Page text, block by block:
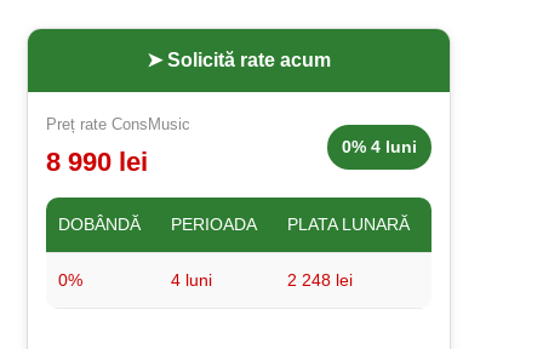
➤ Solicită rate acum
Preț rate ConsMusic
8 990 lei 0% 4 luni
DOBÂNDĂ PERIOADA PLATA LUNARĂ
0% 4 luni 2 248 lei